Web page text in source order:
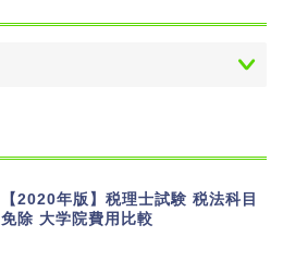
【2020年版】税理士試験 税法科目
免除 大学院費用比較